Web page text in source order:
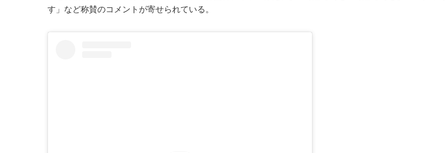
す」など称賛のコメントが寄せられている。